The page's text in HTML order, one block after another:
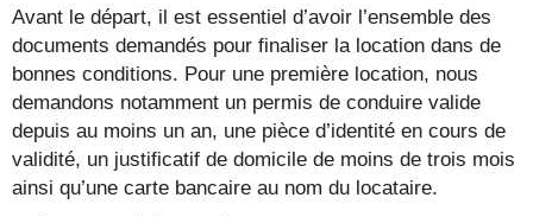
Avant le départ, il est essentiel d’avoir l’ensemble des
documents demandés pour finaliser la location dans de
bonnes conditions. Pour une première location, nous
demandons notamment un permis de conduire valide
depuis au moins un an, une pièce d’identité en cours de
validité, un justificatif de domicile de moins de trois mois
ainsi qu’une carte bancaire au nom du locataire.